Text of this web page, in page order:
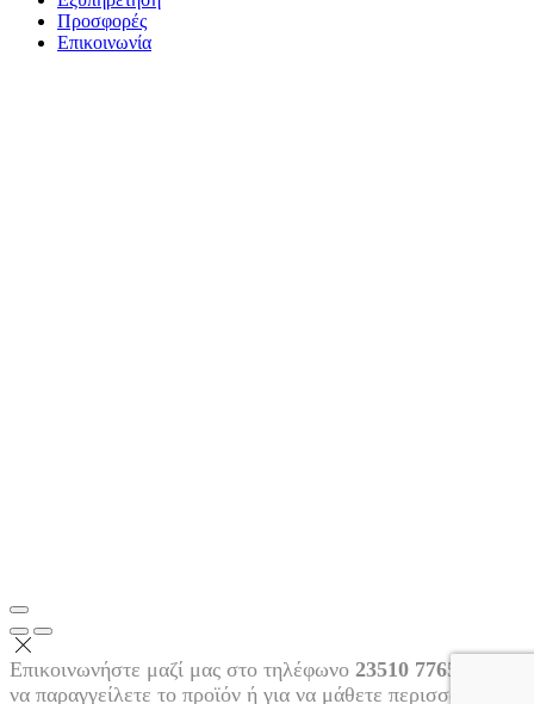
Προσφορές
Επικοινωνία
Επικοινωνήστε μαζί μας στο τηλέφωνο 23510 77655
να παραγγείλετε το προϊόν ή για να μάθετε περισσότερες